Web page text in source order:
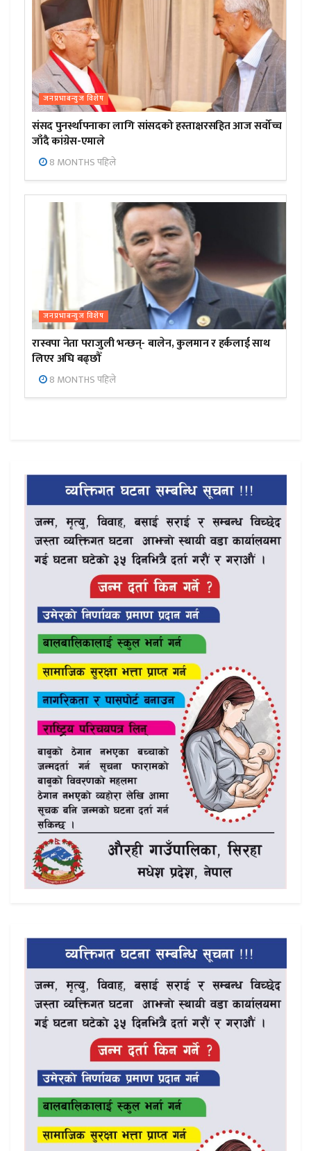
जनप्रभाबन्युज विशेष
संसद पुनर्स्थापनाका लागि सांसदको हस्ताक्षरसहित आज सर्वोच्च
जाँदै कांग्रेस-एमाले
8 MONTHS पहिले
जनप्रभाबन्युज विशेष
रास्वपा नेता पराजुली भन्छन्- बालेन, कुलमान र हर्कलाई साथ
लिएर अघि बढ्छौँ
8 MONTHS पहिले